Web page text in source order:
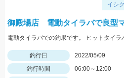
イシ
御殿場店 電動タイラバで良型
釣行日
2022/05/09
釣行時間
06:00～12:00